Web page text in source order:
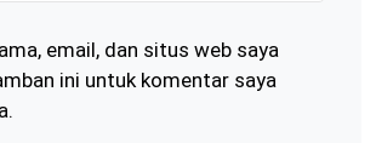
email, dan situs web saya
ini untuk komentar saya